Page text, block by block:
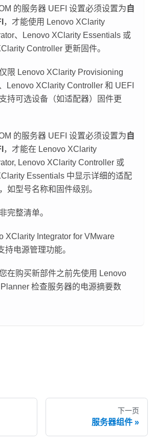
的服务器 UEFI 设置必须设置为 自
，才能使用 Lenovo XClarity
、 Lenovo XClarity Essentials 或
Controller 更新固件。
限 Lenovo XClarity Provisioning
Lenovo XClarity Controller 和 UEFI
持可选设备（如适配器）固件更
的服务器 UEFI 设置必须设置为 自
，才能在 Lenovo XClarity
, Lenovo XClarity Controller 或
Essentials 中显示详细的适配
如型号名称和固件级别。
完整清单。
XClarity Integrator for VMware
持电源管理功能。
在购买新部件之前先使用 Lenovo
检查服务器的电源摘要数
下一页
服务器组件